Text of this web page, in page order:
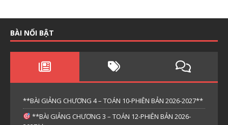
BÀI NỔI BẬT
**BÀI GIẢNG CHƯƠNG 4 – TOÁN 10-PHIÊN BẢN 2026-2027**
**BÀI GIẢNG CHƯƠNG 3 – TOÁN 12-PHIÊN BẢN 2026-